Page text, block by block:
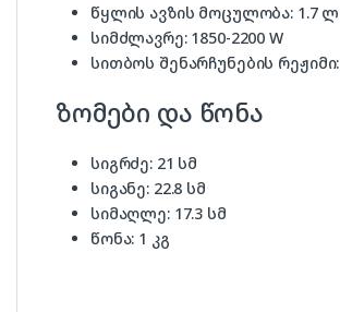
წყლის ავზის მოცულობა: 1.7 ლ
სიმძლავრე: 1850-2200 W
სითბოს შენარჩუნების რეჟიმი:
ზომები და წონა
სიგრძე: 21 სმ
სიგანე: 22.8 სმ
სიმაღლე: 17.3 სმ
წონა: 1 კგ